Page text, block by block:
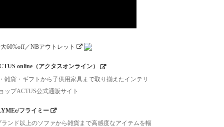
online（アクタスオンライン）
雑貨・ギフトから子供用家具まで取り揃えたインテリ
ップACTUS公式通販サイト
フライミー
ランド以上のソファから雑貨まで高感度なアイテムを幅